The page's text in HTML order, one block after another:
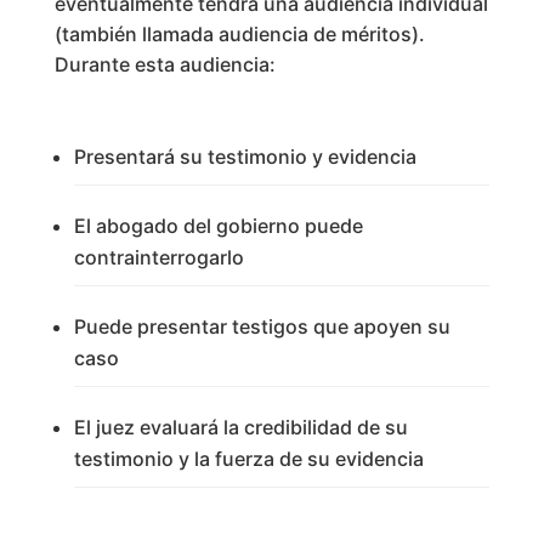
(también llamada audiencia de méritos).
Durante esta audiencia:
Presentará su testimonio y evidencia
El abogado del gobierno puede
contrainterrogarlo
Puede presentar testigos que apoyen su
caso
El juez evaluará la credibilidad de su
testimonio y la fuerza de su evidencia